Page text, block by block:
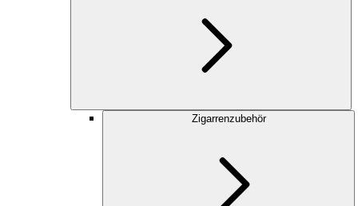
Zigarrenzubehör